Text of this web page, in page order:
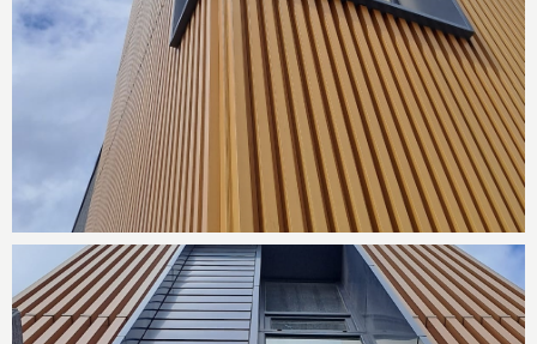
Плита фиброцементная KMEW NH4785A
МАТЕРИАЛЫ
Разработка рабочей проектной
документации с учетом требований
СРО, шефмонтаж, техническое
сопровождение на всех этапах
монтажа, поставка материалов.
УСЛУГИ